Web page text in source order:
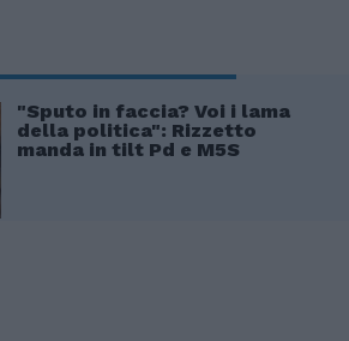
"Sputo in faccia? Voi i lama
della politica": Rizzetto
manda in tilt Pd e M5S